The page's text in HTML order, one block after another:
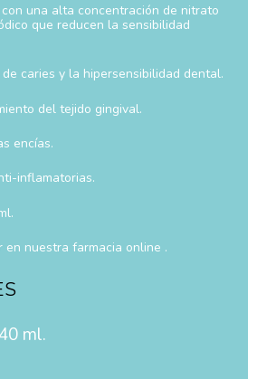
una alta concentración de nitrato
que reducen la sensibilidad
caries y la hipersensibilidad dental.
del tejido gingival.
encías.
inflamatorias.
en nuestra farmacia online .
ml.